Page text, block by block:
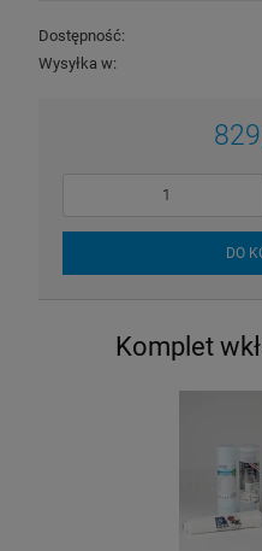
Dostępność:
Wysyłka w:
DO
Komplet